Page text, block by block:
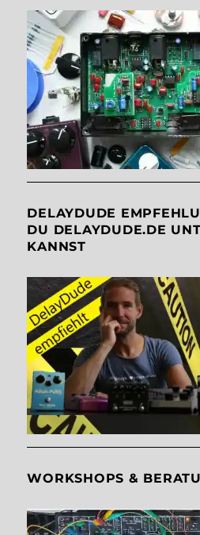
DELAYDUDE
DU DELAYDUDE.DE
KANNST
WORKSHOPS &